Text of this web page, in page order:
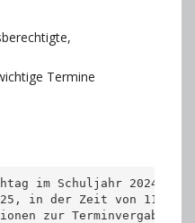
Termine
im Schuljahr 2024/
in der Zeit von 11.30
zur Terminvergabe